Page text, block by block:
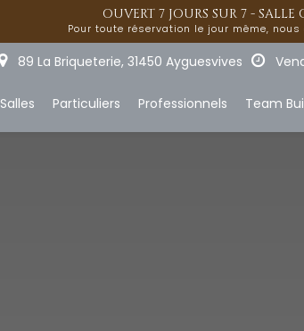
OUVERT 7 JOURS SUR 7 - SALLE
Pour toute réservation le jour même,
89 La Briqueterie, 31450 Ayguesvives
Salles Particuliers Professionnels Team